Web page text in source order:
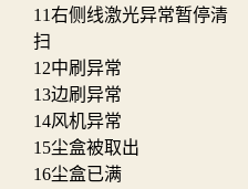
11右侧线激光异常暂停清
扫
12中刷异常
13边刷异常
14风机异常
15尘盒被取出
16尘盒已满